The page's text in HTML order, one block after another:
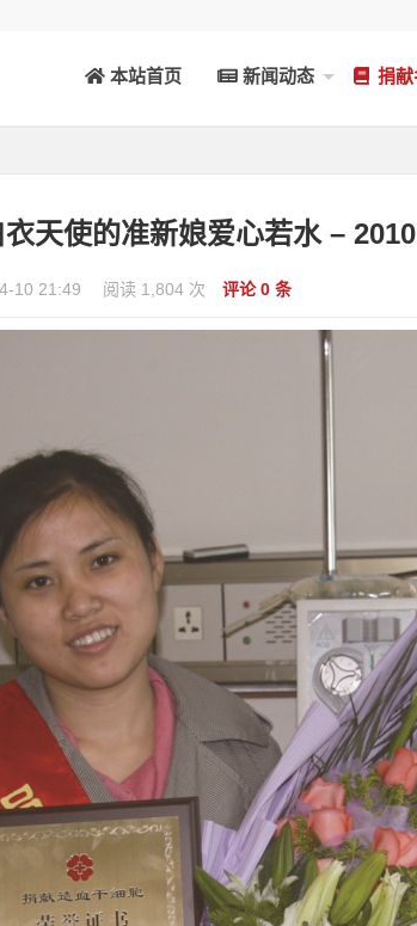
本站首页 新闻动态 捐
衣天使的准新娘爱心若水 –
10 21:49 阅读 1,804 次 评论 0 条